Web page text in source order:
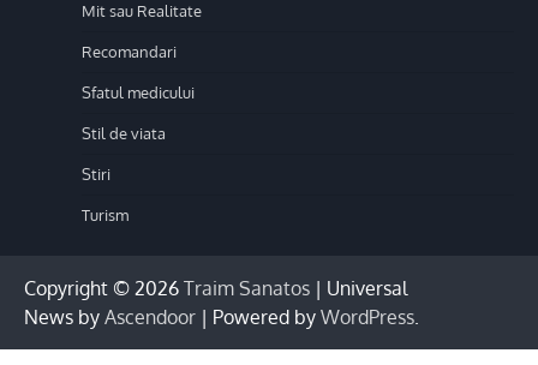
Mit sau Realitate
Recomandari
Sfatul medicului
Stil de viata
Stiri
Turism
Copyright © 2026 Traim Sanatos | Universal
News by Ascendoor | Powered by WordPress.